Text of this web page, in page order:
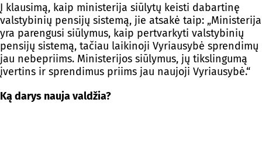
Į klausimą, kaip ministerija siūlytų keisti dabartinę
valstybinių pensijų sistemą, jie atsakė taip: „Ministerija
yra parengusi siūlymus, kaip pertvarkyti valstybinių
pensijų sistemą, tačiau laikinoji Vyriausybė sprendimų
jau nebepriims. Ministerijos siūlymus, jų tikslingumą
įvertins ir sprendimus priims jau naujoji Vyriausybė.“
Ką darys nauja valdžia?